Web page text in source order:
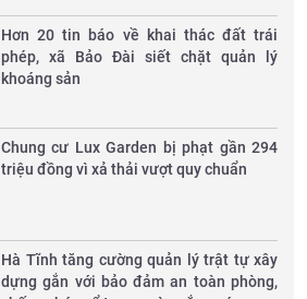
Hơn 20 tin báo về khai thác đất trái
phép, xã Bảo Đài siết chặt quản lý
khoáng sản
Chung cư Lux Garden bị phạt gần 294
triệu đồng vì xả thải vượt quy chuẩn
Hà Tĩnh tăng cường quản lý trật tự xây
dựng gắn với bảo đảm an toàn phòng,